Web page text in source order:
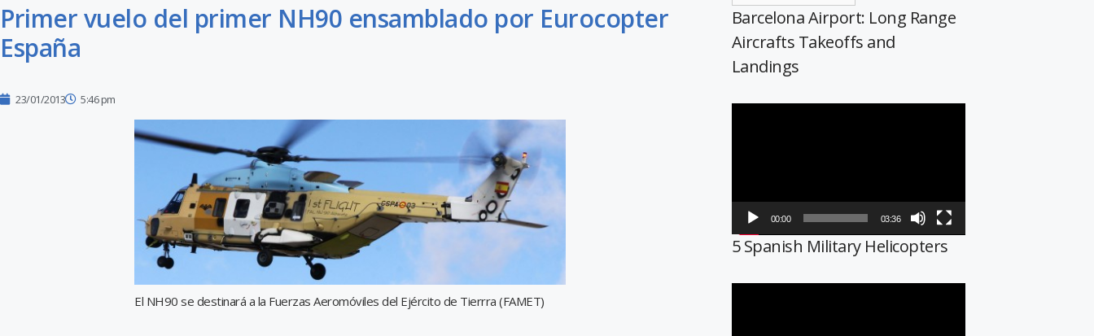
Primer vuelo del primer NH90 ensamblado por Eurocopter
España
23/01/2013 5:46 pm
El NH90 se destinará a la Fuerzas Aeromóviles del Ejército de Tierrra (FAMET)
Barcelona Airport: Long Range
Aircrafts Takeoffs and
Landings
00:00 03:36
5 Spanish Military Helicopters